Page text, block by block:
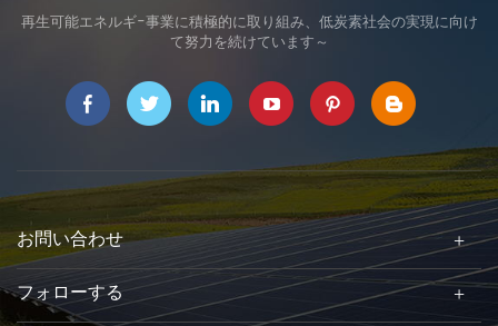
再生可能エネルギ-事業に積極的に取り組み、低炭素社会の実現に向け
て努力を続けています～
お問い合わせ
フォローする